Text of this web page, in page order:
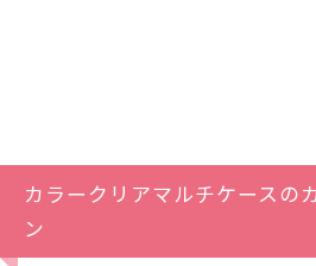
カラークリアマルチケースの
ン